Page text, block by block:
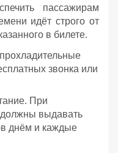
пассажирам
идёт строго от
в билете.
звонка или
При
должны выдавать
днём и каждые